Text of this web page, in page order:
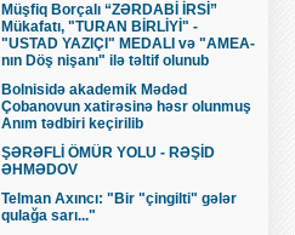
Müşfiq Borçalı “ZƏRDABİ İRSİ”
Mükafatı, "TURAN BİRLİYİ" -
"USTAD YAZIÇI" MEDALI və "AMEA-
nın Döş nişanı" ilə təltif olunub
Bolnisidə akademik Mədəd
Çobanovun xatirəsinə həsr olunmuş
Anım tədbiri keçirilib
ŞƏRƏFLİ ÖMÜR YOLU - RƏŞİD
ƏHMƏDOV
Telman Axıncı: "Bir "çingilti" gələr
qulağa sarı..."